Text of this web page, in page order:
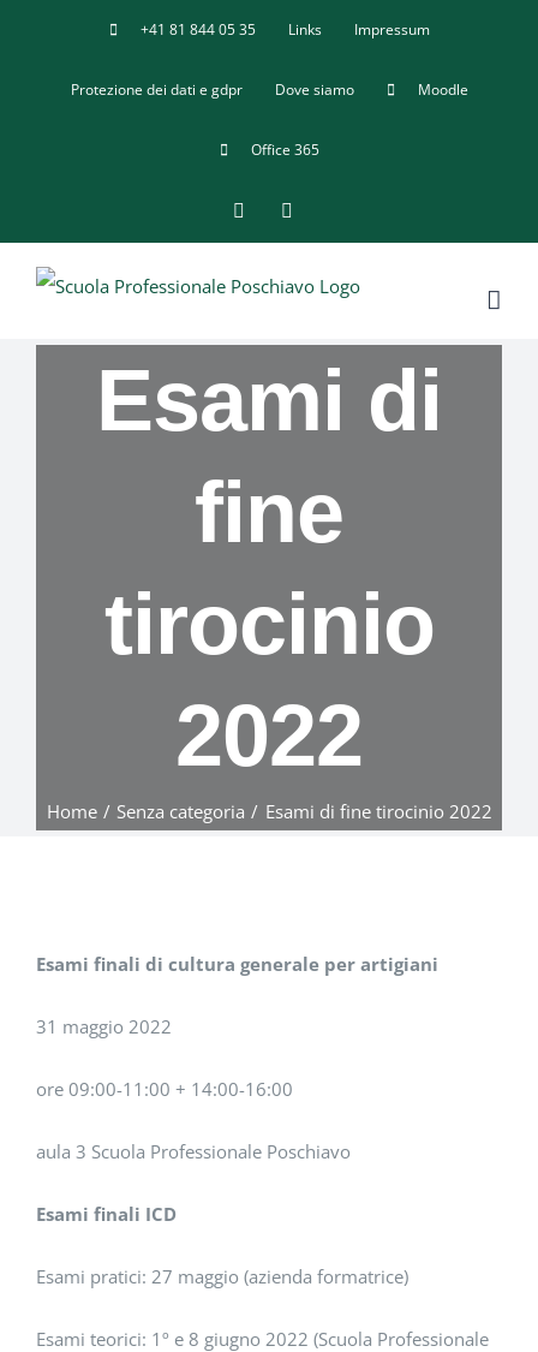
contenuto
+41 81 844 05 35 Links Impressum
Protezione dei dati e gdpr Dove siamo Moodle
Office 365
Facebook
Esami di
fine
tirocinio
2022
Home Senza categoria Esami di fine tirocinio 2022
Esami finali di cultura generale per artigiani
31 maggio 2022
ore 09:00-11:00 + 14:00-16:00
aula 3 Scuola Professionale Poschiavo
Esami finali ICD
Esami pratici: 27 maggio (azienda formatrice)
Esami teorici: 1º e 8 giugno 2022 (Scuola Professionale